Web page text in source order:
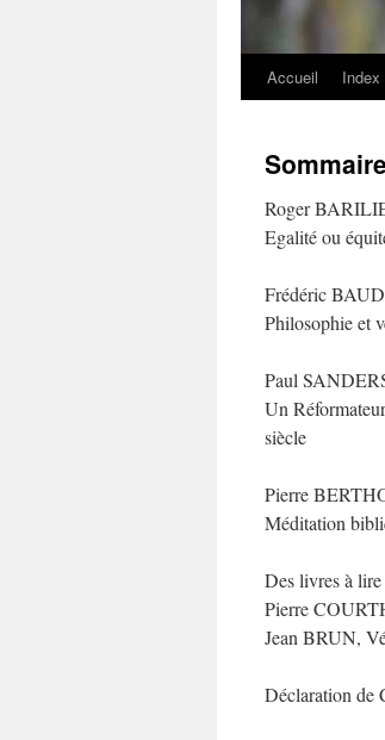
Accueil Index
Roger
Egalité ou
Frédéric
Philosophie et
Paul
Un
siècle
Pierre
Méditation
Des livres à lire
Pierre
Jean BRUN,
Déclaration de